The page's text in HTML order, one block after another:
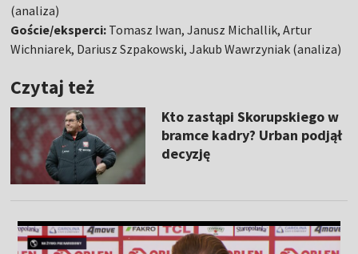
(analiza)
Goście/eksperci: Tomasz Iwan, Janusz Michallik, Artur
Wichniarek, Dariusz Szpakowski, Jakub Wawrzyniak (analiza)
Czytaj też
Kto zastąpi Skorupskiego w
bramce kadry? Urban podjął
decyzję